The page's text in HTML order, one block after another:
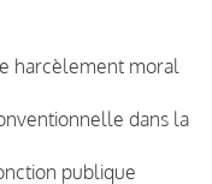
harcèlement moral
dans la
publique